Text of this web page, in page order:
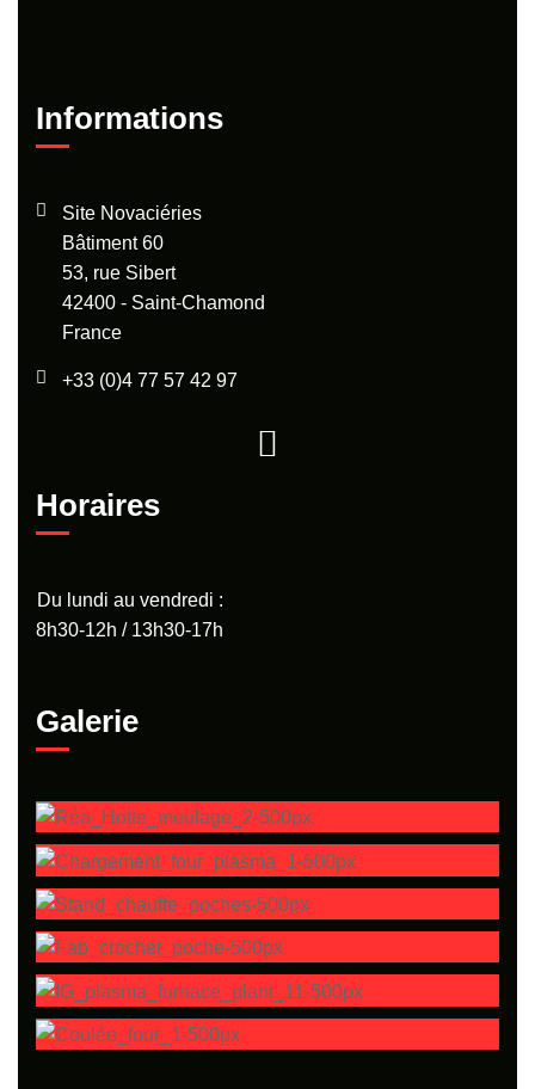
Informations
Site Novaciéries
Bâtiment 60
53, rue Sibert
42400 - Saint-Chamond
France
+33 (0)4 77 57 42 97
Horaires
Du lundi au vendredi :
8h30-12h / 13h30-17h
Galerie